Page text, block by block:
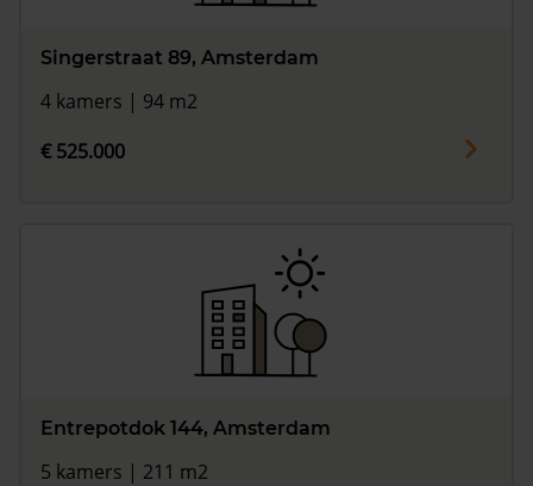
Singerstraat 89, Amsterdam
4 kamers | 94 m2
€ 525.000
Entrepotdok 144, Amsterdam
5 kamers | 211 m2